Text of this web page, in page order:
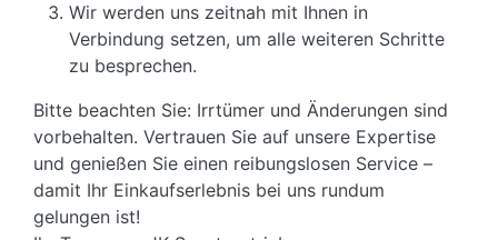
Wir werden uns zeitnah mit Ihnen in
Verbindung setzen, um alle weiteren Schritte
zu besprechen.
Bitte beachten Sie: Irrtümer und Änderungen sind
vorbehalten. Vertrauen Sie auf unsere Expertise
und genießen Sie einen reibungslosen Service –
damit Ihr Einkaufserlebnis bei uns rundum
gelungen ist!